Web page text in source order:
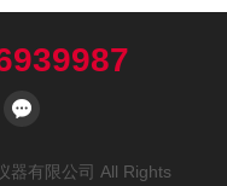
器有限公司 All Rights